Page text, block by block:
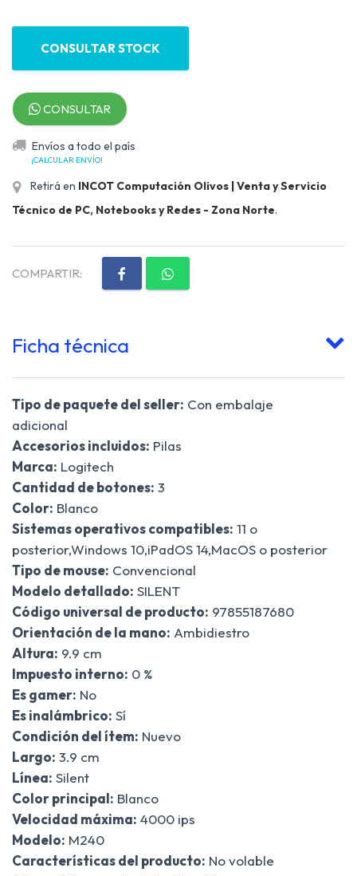
CONSULTAR STOCK
CONSULTAR
Envíos a todo el país
¡CALCULAR ENVÍO!
Retirá en INCOT Computación Olivos | Venta y Servicio
Técnico de PC, Notebooks y Redes - Zona Norte.
COMPARTIR:
Ficha técnica
Tipo de paquete del seller: Con embalaje
adicional
Accesorios incluidos: Pilas
Marca: Logitech
Cantidad de botones: 3
Color: Blanco
Sistemas operativos compatibles: 11 o
posterior,Windows 10,iPadOS 14,MacOS o posterior
Tipo de mouse: Convencional
Modelo detallado: SILENT
Código universal de producto: 97855187680
Orientación de la mano: Ambidiestro
Altura: 9.9 cm
Impuesto interno: 0 %
Es gamer: No
Es inalámbrico: Sí
Condición del ítem: Nuevo
Largo: 3.9 cm
Línea: Silent
Color principal: Blanco
Velocidad máxima: 4000 ips
Modelo: M240
Características del producto: No volable